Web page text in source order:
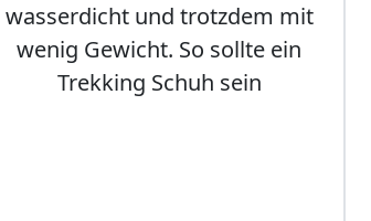
wasserdicht und trotzdem mit
wenig Gewicht. So sollte ein
Trekking Schuh sein